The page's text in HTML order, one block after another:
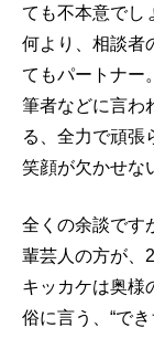
ても不本意でし
何より、相談者
てもパートナー。
筆者などに言わ
る、全力で頑張
笑顔が欠かせな
全くの余談です
輩芸人の方が、
キッカケは奥様
俗に言う、“で